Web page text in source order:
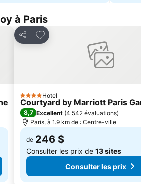
à Paris
Partager
Ajouter à mes favoris
4 ÉtoilesHotel
Courtyard by Marriott Paris
8,7 Excellent (4 542 évaluations)
Paris, à 1.9 km de : Centre-ville
de 246 $
Consulter les prix de 13 sites
Consulter les prix